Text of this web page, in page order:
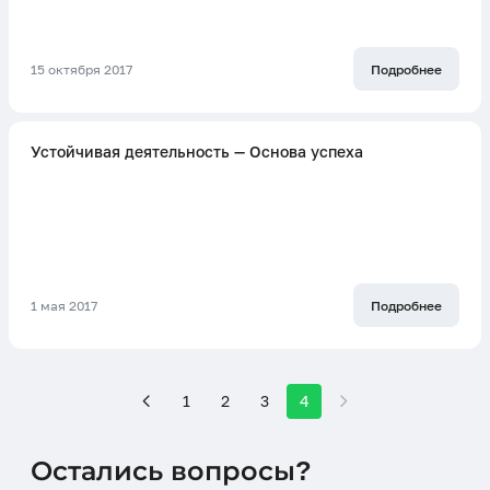
15 октября 2017 Подробнее
Устойчивая деятельность — Основа успеха
1 мая 2017 Подробнее
1 2 3 4
Остались вопросы?